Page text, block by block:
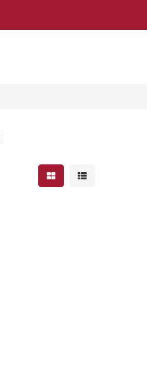
Mostrar resultados
Mostrar